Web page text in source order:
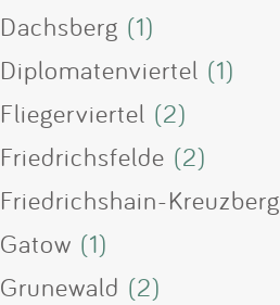
Dachsberg (1)
Diplomatenviertel (1)
Fliegerviertel (2)
Friedrichsfelde (2)
Friedrichshain-Kreuzberg
Gatow (1)
Grunewald (2)